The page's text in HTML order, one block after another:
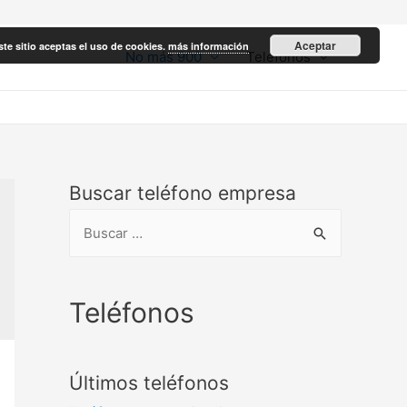
No más 900 Teléfonos
Buscar teléfono empresa
c
:
Teléfonos
Últimos teléfonos
sitio aceptas el uso de cookies. más información Aceptar